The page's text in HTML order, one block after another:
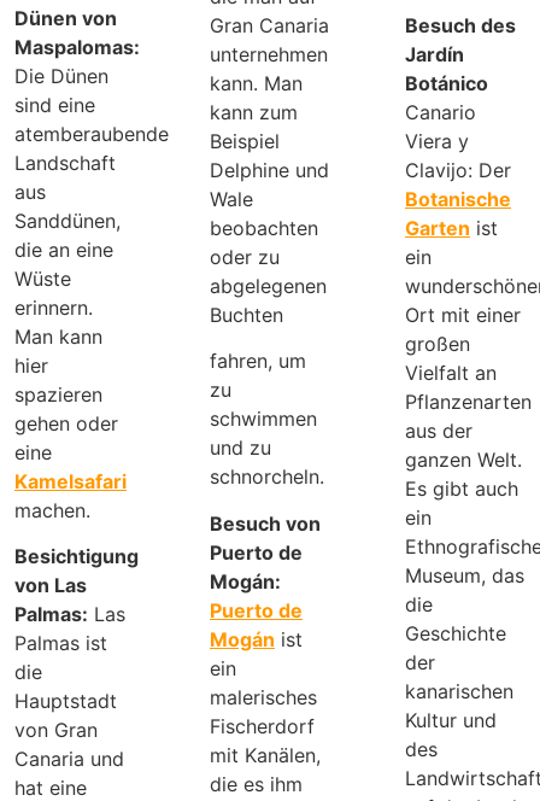
Dünen von
Maspalomas:
Die Dünen
sind eine
atemberaubende
Landschaft
aus
Sanddünen,
die an eine
Wüste
erinnern.
Man kann
hier
spazieren
gehen oder
eine
Kamelsafari
machen.
Besichtigung
von Las
Palmas: Las
Palmas ist
die
Hauptstadt
von Gran
Canaria und
hat eine
Gran Canaria
unternehmen
kann. Man
kann zum
Beispiel
Delphine und
Wale
beobachten
oder zu
abgelegenen
Buchten
fahren, um
zu
schwimmen
und zu
schnorcheln.
Besuch von
Puerto de
Mogán:
Puerto de
Mogán ist
ein
malerisches
Fischerdorf
mit Kanälen,
die es ihm
Besuch des
Jardín
Botánico
Canario
Viera y
Clavijo: Der
Botanische
Garten ist
ein
Ort mit einer
großen
Vielfalt an
Pflanzenarten
aus der
ganzen Welt.
Es gibt auch
ein
Museum, das
die
Geschichte
der
kanarischen
Kultur und
des